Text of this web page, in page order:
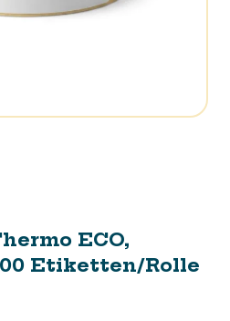
ECO,
Etiketten/Rolle